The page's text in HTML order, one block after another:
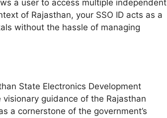
a user to access multiple independent
of Rajasthan, your SSO ID acts as a
without the hassle of managing
State Electronics Development
visionary guidance of the Rajasthan
a cornerstone of the government’s